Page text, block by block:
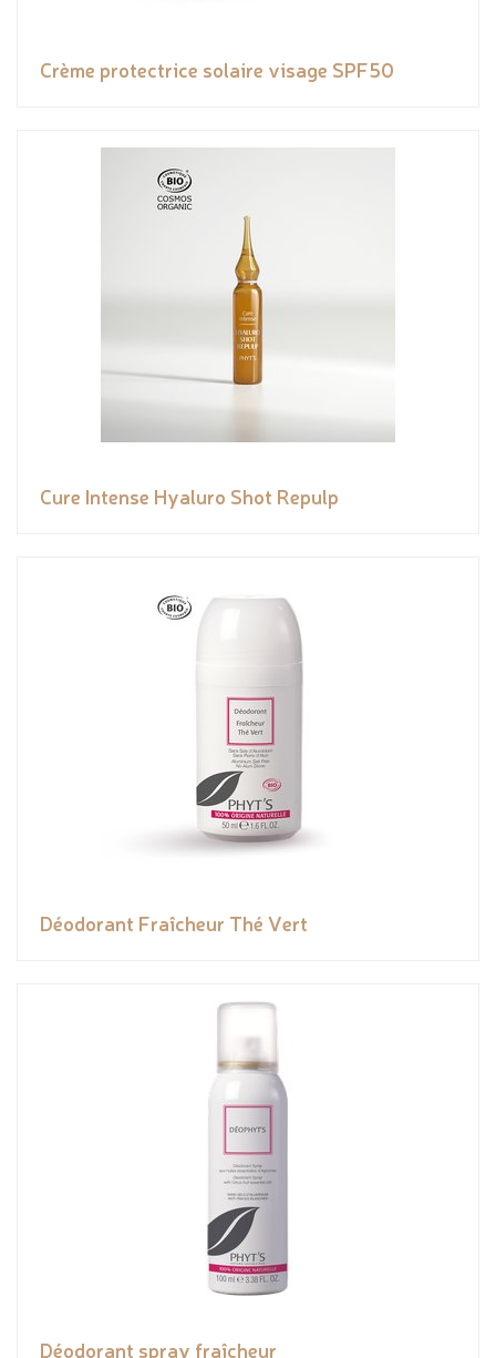
Crème protectrice solaire visage SPF50
Cure Intense Hyaluro Shot Repulp
Déodorant Fraîcheur Thé Vert
Déodorant spray fraîcheur